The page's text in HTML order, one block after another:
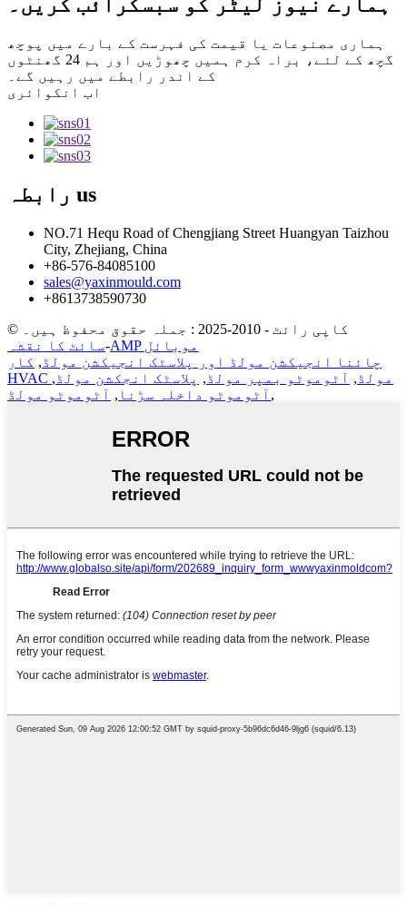
ہماری مصنوعات یا قیمت کی فہرست کے بارے میں پوچھ
گچھ کے لئے، براہ کرم ہمیں چھوڑیں اور ہم 24 گھنٹوں
کے اندر رابطے میں رہیں گے۔
اب انکوائری
رابطہ us
NO.71 Hequ Road of Chengjiang Street Huangyan Taizhou
City, Zhejiang, China
+86-576-84085100
sales@yaxinmould.com
+8613738590730
© کاپی رائٹ - 2010-2025 : جملہ حقوق محفوظ ہیں۔
سائٹ کا نقشہ-
AMP موبائل
چائنا انجیکشن مولڈ اور پلاسٹک انجیکشن مولڈ , کار
HVAC مولڈ , آٹوموٹو بمپر مولڈ , پلاسٹک انجکشن مولڈ ,
آٹوموٹو داخلہ سڑنا , آٹوموٹو مولڈ ,